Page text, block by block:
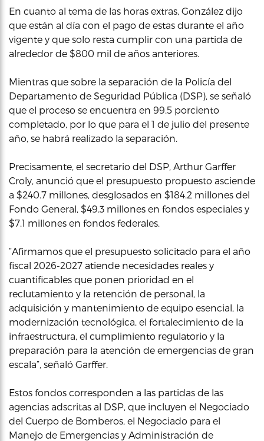
En cuanto al tema de las horas extras, González dijo
que están al día con el pago de estas durante el año
vigente y que solo resta cumplir con una partida de
alrededor de $800 mil de años anteriores.
Mientras que sobre la separación de la Policía del
Departamento de Seguridad Pública (DSP), se señaló
que el proceso se encuentra en 99.5 porciento
completado, por lo que para el 1 de julio del presente
año, se habrá realizado la separación.
Precisamente, el secretario del DSP, Arthur Garffer
Croly, anunció que el presupuesto propuesto asciende
a $240.7 millones, desglosados en $184.2 millones del
Fondo General, $49.3 millones en fondos especiales y
$7.1 millones en fondos federales.
“Afirmamos que el presupuesto solicitado para el año
fiscal 2026-2027 atiende necesidades reales y
cuantificables que ponen prioridad en el
reclutamiento y la retención de personal, la
adquisición y mantenimiento de equipo esencial, la
modernización tecnológica, el fortalecimiento de la
infraestructura, el cumplimiento regulatorio y la
preparación para la atención de emergencias de gran
escala”, señaló Garffer.
Estos fondos corresponden a las partidas de las
agencias adscritas al DSP, que incluyen el Negociado
del Cuerpo de Bomberos, el Negociado para el
Manejo de Emergencias y Administración de